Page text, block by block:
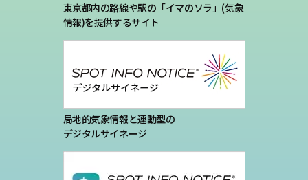
東京都内の路線や駅の「イマのソラ」(気象
情報)を提供するサイト
局地的気象情報と連動型の
デジタルサイネージ